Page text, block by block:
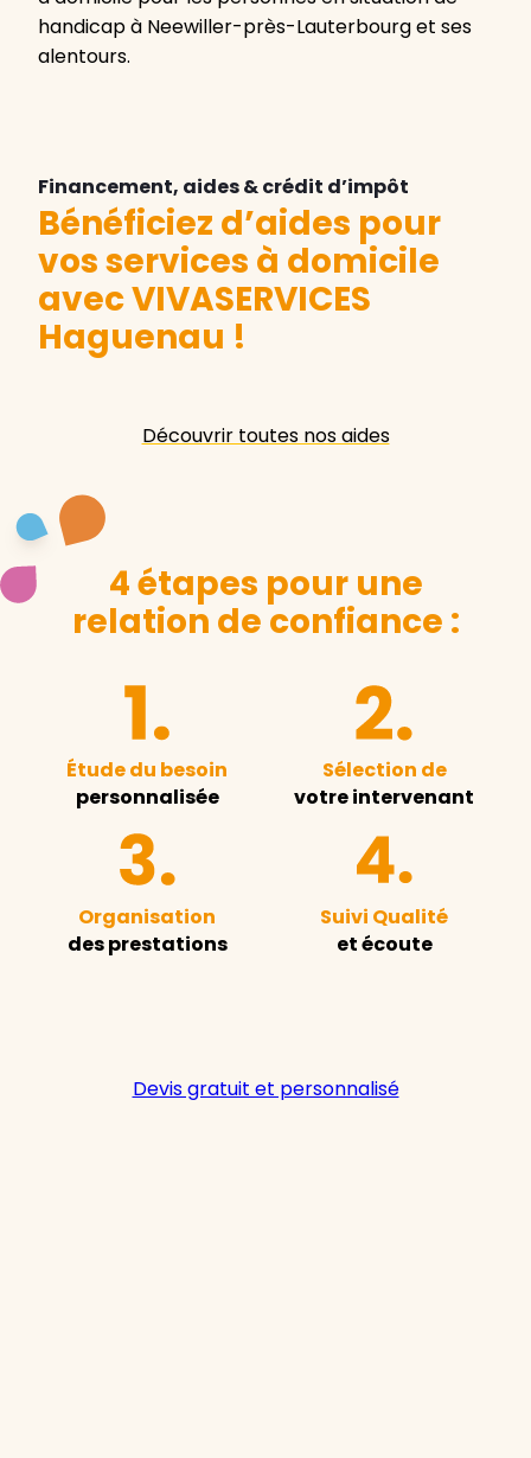
handicap à Neewiller-près-Lauterbourg et ses
alentours.
Financement, aides & crédit d’impôt
Bénéficiez d’aides pour
vos services à domicile
avec VIVASERVICES
Haguenau !
Découvrir toutes nos aides
4 étapes pour une
relation de confiance :
Étude du besoin
personnalisée
Sélection de
votre intervenant
Organisation
des prestations
Suivi Qualité
et écoute
Devis gratuit et personnalisé